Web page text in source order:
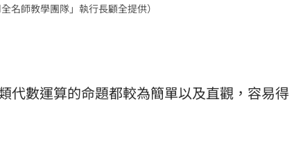
名師教學團隊」執行長顧全提供）
代數運算的命題都較為簡單以及直觀，容易得